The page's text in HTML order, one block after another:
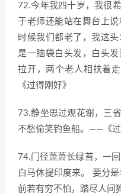
72.今年我四十岁，我很
于老师还能站在舞台上
时候我们都老了，我这
是一脑袋白头发，白头
拉开，两个老人相扶着
《过得刚好》
73.静坐思过观花谢，三
不愁偷笑钓鱼船。——《过
74.门径萧萧长绿苔，一
白马休提印度来。 要分
前若有穷不怕，踏尽人间